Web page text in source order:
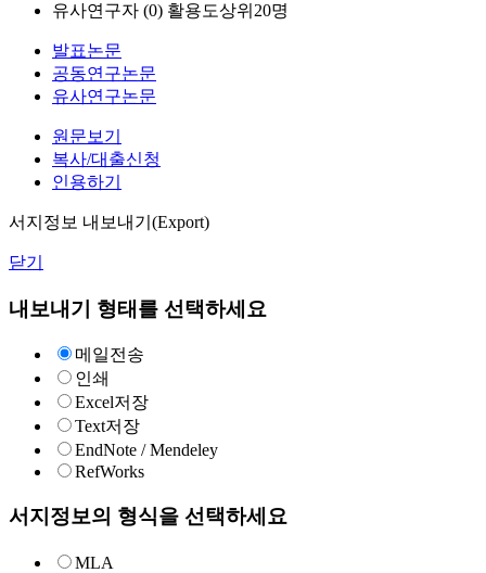
유사연구자 (0) 활용도상위20명
발표논문
공동연구논문
유사연구논문
원문보기
복사/대출신청
인용하기
서지정보 내보내기(Export)
닫기
내보내기 형태를 선택하세요
메일전송
인쇄
Excel저장
Text저장
EndNote / Mendeley
RefWorks
서지정보의 형식을 선택하세요
MLA